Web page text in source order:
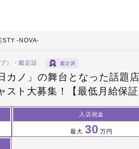
-NOVA-
） - 鑑定証
カノ」の舞台となった話
ト大募集！【最低月給保証
入店祝金
最大 30 万円